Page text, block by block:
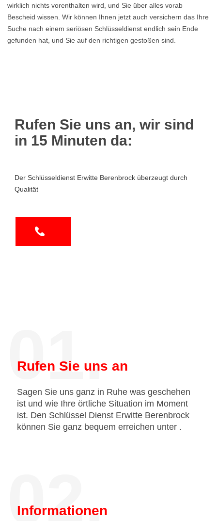
wirklich nichts vorenthalten wird, und Sie über alles vorab
Bescheid wissen. Wir können Ihnen jetzt auch versichern das Ihre
Suche nach einem seriösen Schlüsseldienst endlich sein Ende
gefunden hat, und Sie auf den richtigen gestoßen sind.
Rufen Sie uns an, wir sind
in 15 Minuten da:
Der Schlüsseldienst Erwitte Berenbrock überzeugt durch
Qualität
01.
Rufen Sie uns an
Sagen Sie uns ganz in Ruhe was geschehen
ist und wie Ihre örtliche Situation im Moment
ist. Den Schlüssel Dienst Erwitte Berenbrock
können Sie ganz bequem erreichen unter .
02.
Informationen